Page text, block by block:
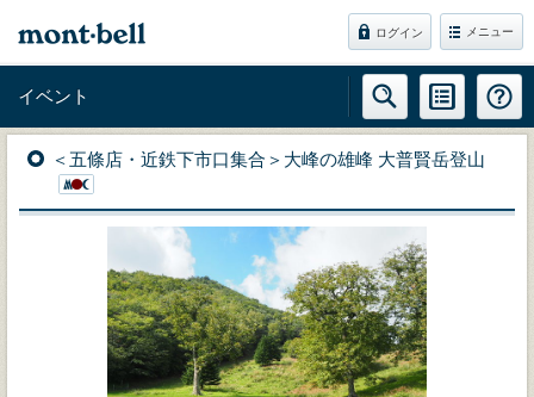
ログイン メニュー
イベント
＜五條店・近鉄下市口集合＞大峰の雄峰 大普賢岳登山